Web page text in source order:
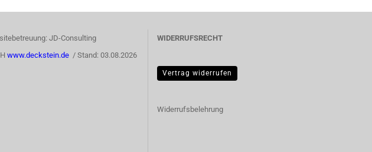
JD-Consulting
www.deckstein.de / Stand: 03.08.2026
WIDERRUFSRECHT
Vertrag widerrufen
Widerrufsbelehrung